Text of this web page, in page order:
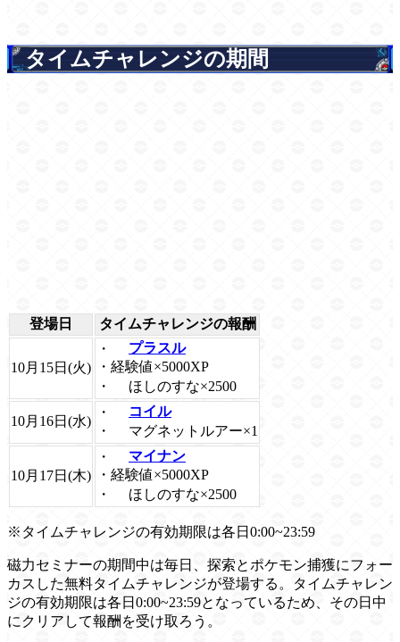
タイムチャレンジの期間
登場日 タイムチャレンジの報酬
10月15日(火)
・
プラスル
・経験値×5000XP
・
ほしのすな×2500
10月16日(水)
・
コイル
・
マグネットルアー×1
10月17日(木)
・
マイナン
・経験値×5000XP
・
ほしのすな×2500
※タイムチャレンジの有効期限は各日0:00~23:59
磁力セミナーの期間中は毎日、探索とポケモン捕獲にフォー
カスした無料タイムチャレンジが登場する。タイムチャレン
ジの有効期限は各日0:00~23:59となっているため、その日中
にクリアして報酬を受け取ろう。